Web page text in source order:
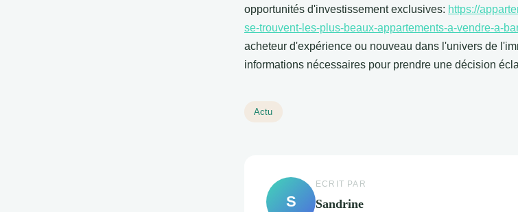
opportunités d'investissement exclusives: https://
se-trouvent-les-plus-beaux-appartements-a-vendre-a-
acheteur d'expérience ou nouveau dans l'univers de
informations nécessaires pour prendre une décision
Actu
S
ECRIT PAR
Sandrine